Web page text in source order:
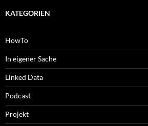
KATEGORIEN
HowTo
In eigener Sache
Linked Data
Podcast
Projekt